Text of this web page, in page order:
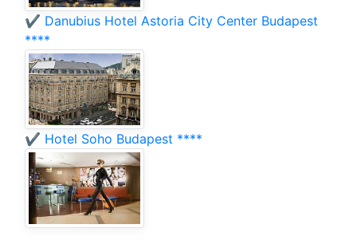
✔️ Danubius Hotel Astoria City Center Budapest
****
✔️ Hotel Soho Budapest ****